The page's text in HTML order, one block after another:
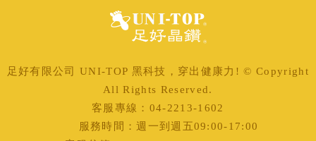
足好有限公司 UNI-TOP 黑科技，穿出健康力! © Copyright
All Rights Reserved.
客服專線：04-2213-1602
服務時間：週一到週五09:00-17:00